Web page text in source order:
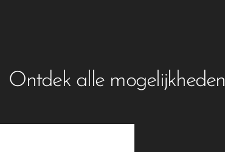
Ontdek alle mogelijkheden